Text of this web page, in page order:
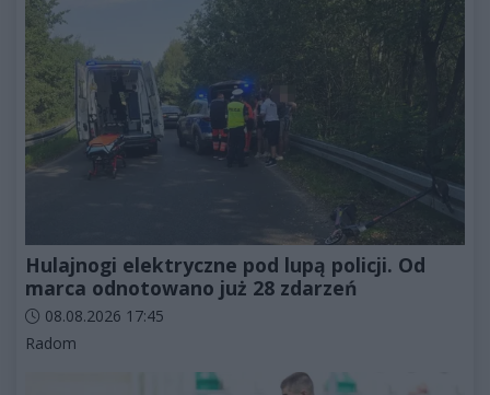
Hulajnogi elektryczne pod lupą policji. Od
marca odnotowano już 28 zdarzeń
Data dodania artykułu:
08.08.2026 17:45
Kategorie artykułu:
Radom